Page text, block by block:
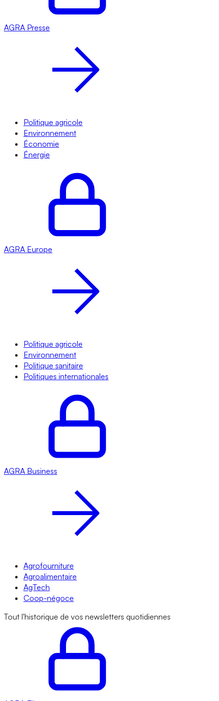
AGRA Presse
Politique agricole
Environnement
Économie
Énergie
AGRA Europe
Politique agricole
Environnement
Politique sanitaire
Politiques internationales
AGRA Business
Agrofourniture
Agroalimentaire
AgTech
Coop-négoce
Tout l'historique de vos newsletters quotidiennes